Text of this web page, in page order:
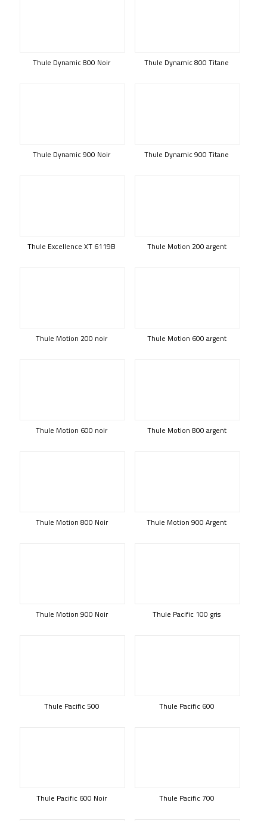
Thule Dynamic 800 Noir Thule Dynamic 800 Titane
Thule Dynamic 900 Noir Thule Dynamic 900 Titane
Thule Excellence XT 6119B Thule Motion 200 argent
Thule Motion 200 noir Thule Motion 600 argent
Thule Motion 600 noir Thule Motion 800 argent
Thule Motion 800 Noir Thule Motion 900 Argent
Thule Motion 900 Noir Thule Pacific 100 gris
Thule Pacific 500 Thule Pacific 600
Thule Pacific 600 Noir Thule Pacific 700